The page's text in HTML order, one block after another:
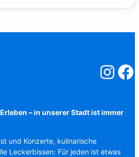
– in unserer Stadt ist immer
und Konzerte, kulinarische
Leckerbissen: Für jeden ist etwas